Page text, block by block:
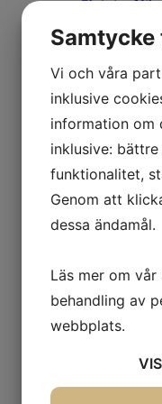
Christine
Britta Noresten
Eva Olofsson
Ulla Ohlson
Emil Olsson
Johan
Sirje Papp
Johan Patricny
Ania Pauser
Mikael
Stefan MÅS
Puppet
Madeleine Pyk
Paul Quant
Peter
Carl Fredrik
Lisa Rinnevuo
Orion Righard
Roger Risberg
Pedro
Vi och våra
inklusive
information om
inklusive:
funktionalitet,
Genom att
dessa ändamål.
Läs mer om
behandling av
webbplats.